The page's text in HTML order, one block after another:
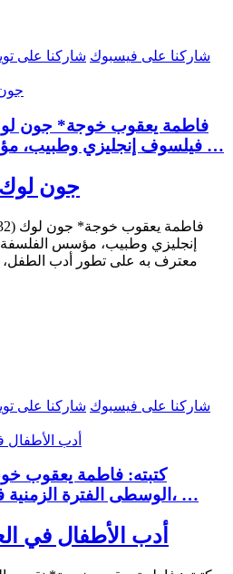
شاركنا على فيسبوك شاركنا على
فيلسوف إنجليزي وطبيب، مؤسس الفلسفة التج …
جون لوك
إنجليزي وطبيب، مؤسس الفلسفة
معترف به على تطور أدب الطفل،
شاركنا على فيسبوك شاركنا على
كتبته: فاطمة يعقوب
الوسطى الفترة الزمنية في التاريخ الأوروبي، …
أدب الأطفال في